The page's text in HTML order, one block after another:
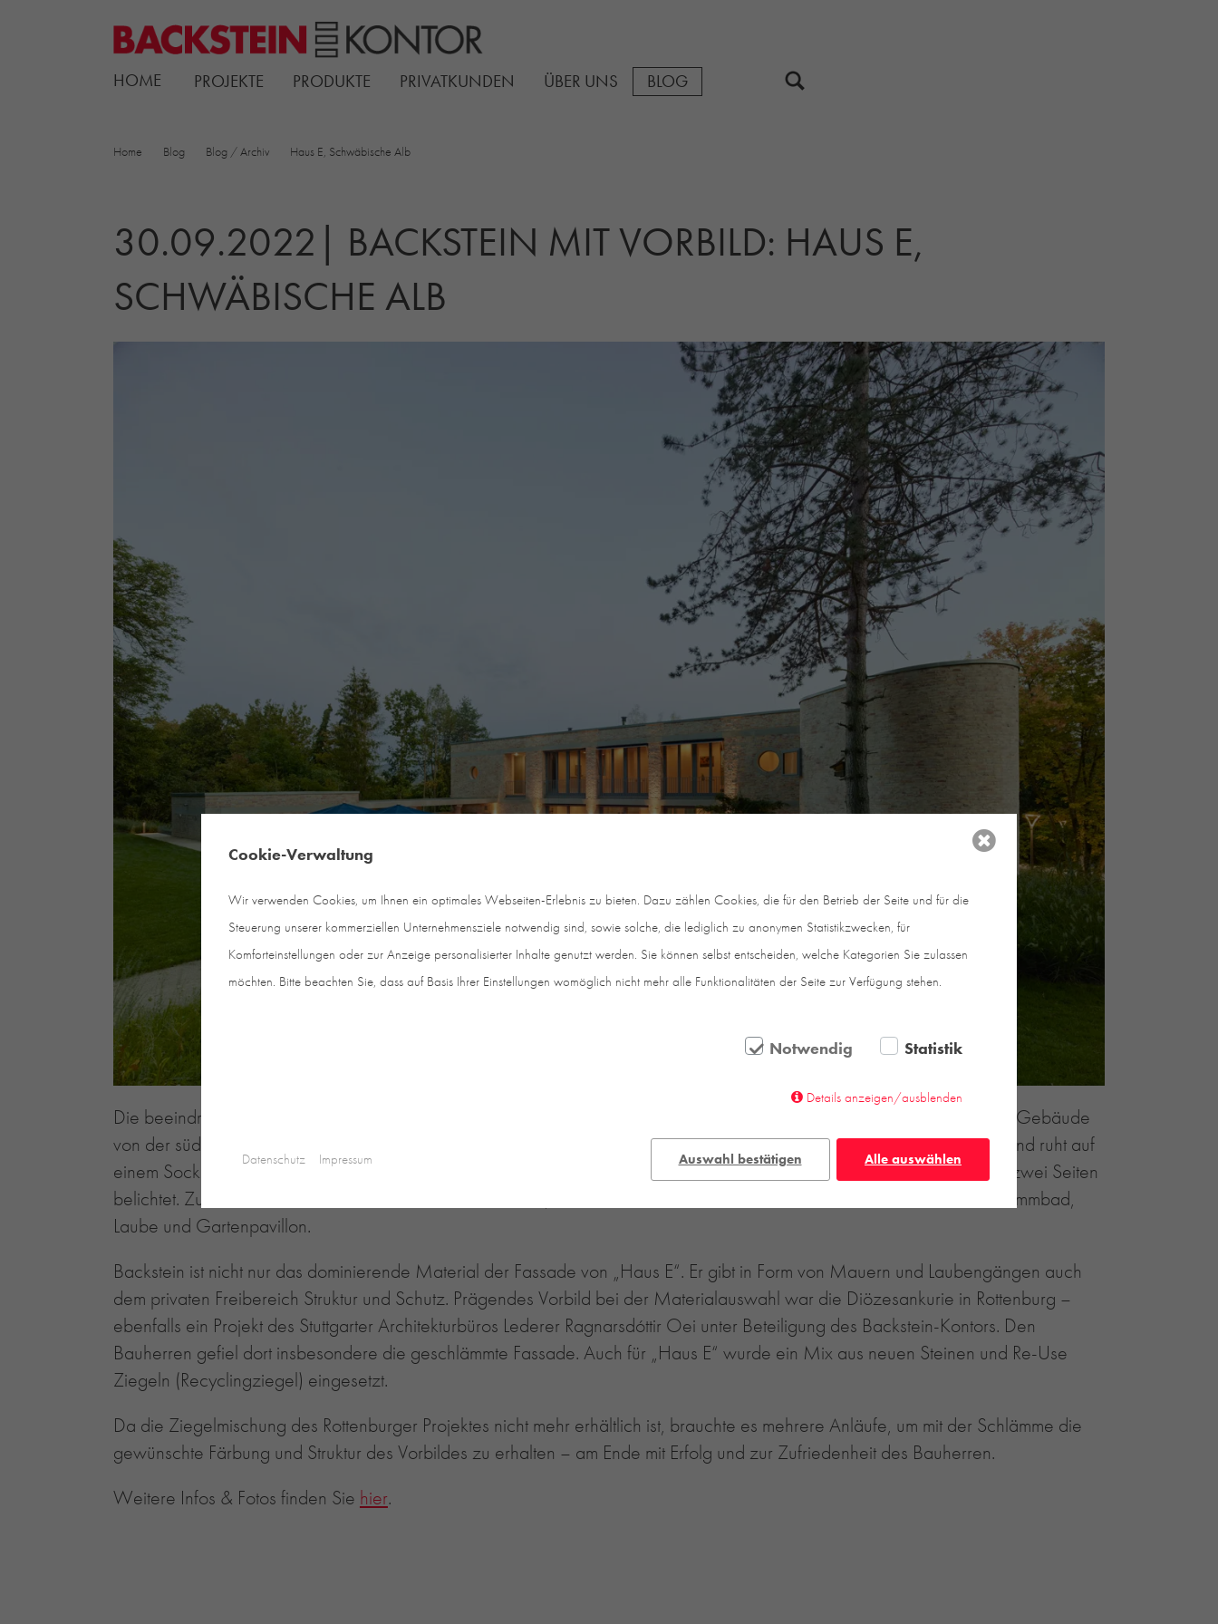
HOME PROJEKTE PRODUKTE PRIVATKUNDEN ÜBER UNS BLOG
Home Blog Blog / Archiv Haus E, Schwäbische Alb
30.09.2022| BACKSTEIN MIT VORBILD: HAUS E,
SCHWÄBISCHE ALB
Die beeindruckende Villa „Haus E“ liegt auf einem naturnahen Anwesen in der Schwäbischen Alb. Man nähert sich dem Gebäude
von der südlichen Seite am Fuß einer steilen Wiese, die im Norden an einem Waldsaum endet. Es liegt quer zum Hang und ruht auf
einem Sockel, der Garage und Nebenräume aufnimmt. Das Wohngeschoss wird über raumhohe Glasschiebetüren von zwei Seiten
belichtet. Zur Südseite hin öffnen sie sich auf einen Balkon, nach Norden zu dem nicht einsehbaren Freibereich mit Schwimmbad,
Laube und Gartenpavillon.
Backstein ist nicht nur das dominierende Material der Fassade von „Haus E“. Er gibt in Form von Mauern und Laubengängen auch
dem privaten Freibereich Struktur und Schutz. Prägendes Vorbild bei der Materialauswahl war die Diözesankurie in Rottenburg –
ebenfalls ein Projekt des Stuttgarter Architekturbüros Lederer Ragnarsdóttir Oei unter Beteiligung des Backstein-Kontors. Den
Bauherren gefiel dort insbesondere die geschlämmte Fassade. Auch für „Haus E“ wurde ein Mix aus neuen Steinen und Re-Use
Ziegeln (Recyclingziegel) eingesetzt.
Da die Ziegelmischung des Rottenburger Projektes nicht mehr erhältlich ist, brauchte es mehrere Anläufe, um mit der Schlämme die
gewünschte Färbung und Struktur des Vorbildes zu erhalten – am Ende mit Erfolg und zur Zufriedenheit des Bauherren.
Weitere Infos & Fotos finden Sie hier.
Cookie-Verwaltung
Wir verwenden Cookies, um Ihnen ein optimales Webseiten-Erlebnis zu bieten. Dazu zählen Cookies, die für den Betrieb der Seite und für die
Steuerung unserer kommerziellen Unternehmensziele notwendig sind, sowie solche, die lediglich zu anonymen Statistikzwecken, für
Komforteinstellungen oder zur Anzeige personalisierter Inhalte genutzt werden. Sie können selbst entscheiden, welche Kategorien Sie zulassen
möchten. Bitte beachten Sie, dass auf Basis Ihrer Einstellungen womöglich nicht mehr alle Funktionalitäten der Seite zur Verfügung stehen.
Notwendig Statistik
Details anzeigen/ausblenden
Auswahl bestätigen Alle auswählen
Datenschutz Impressum